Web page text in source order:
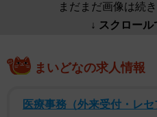
まだまだ画像は続
↓ スクロール
まいどなの求人情報
医療事務（外来受付・レセ